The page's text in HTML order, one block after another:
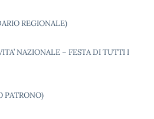
REGIONALE)
NAZIONALE – FESTA DI TUTTI I
PATRONO)